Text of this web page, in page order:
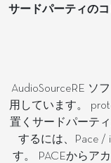
サードパーティの
AudioSourceRE ソ
用しています。
置くサードパーテ
するには、Pace /
す。 PACEからア